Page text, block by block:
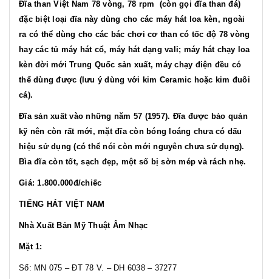
Đĩa than Việt Nam 78 vòng, 78 rpm (còn gọi đĩa than đá)
đặc biệt loại đĩa này dùng cho các máy hát loa kèn, ngoài
ra có thể dùng cho các bác chơi cơ than có tốc độ 78 vòng
hay các tủ máy hát cổ, máy hát dạng vali; máy hát chạy loa
kèn đời mới Trung Quốc sản xuất, máy chạy điện đều có
thể dùng được (lưu ý dùng với kim Ceramic hoặc kim đuôi
cá).
Đĩa sản xuất vào những năm 57 (1957). Đĩa được bảo quản
kỹ nên còn rất mới, mặt đĩa còn bóng loáng chưa có dấu
hiệu sử dụng (có thể nói còn mới nguyên chưa sử dụng).
Bìa đĩa còn tốt, sạch đẹp, một số bị sờn mép và rách nhẹ.
Giá: 1.800.000đ/chiếc
TIẾNG HÁT VIỆT NAM
Nhà Xuất Bản Mỹ Thuật Âm Nhạc
Mặt 1:
Số: MN 075 – ĐT 78 V. – DH 6038 – 37277